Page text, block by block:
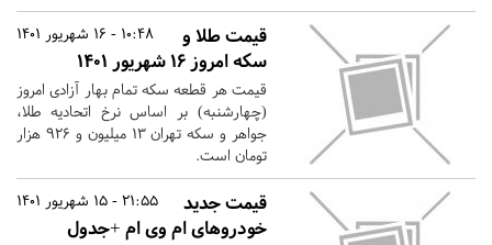
10:48 - 16 شهریور 1401
قیمت طلا و
سکه امروز ۱۶ شهریور ۱۴۰۱
قیمت هر قطعه سکه تمام بهار آزادی امروز
(چهارشنبه) بر اساس نرخ اتحادیه طلا،
جواهر و سکه تهران ۱۳ میلیون و ۹۲۶ هزار
تومان است.
21:55 - 15 شهریور 1401
قیمت جدید
خودروهای ام وی ام +جدول